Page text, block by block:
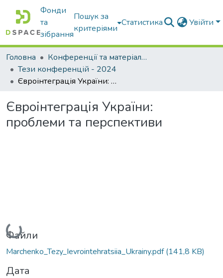
Фонди
та
зібрання
Пошук за
критеріями
Статистика Увійти
Головна
Конференції та матеріали конференцій
Тези конференцій - 2024
Євроінтеграція України: проблеми та перспективи
Євроінтеграція України:
проблеми та перспективи
Вантажиться...
Файли
Marchenko_Tezy_Ievrointehratsiia_Ukrainy.pdf(141,8 KB)
Дата